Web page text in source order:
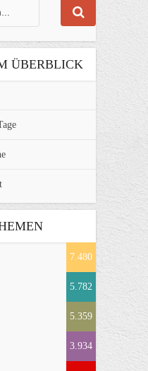
ÜBERBLICK
7.480
5.782
5.359
3.934